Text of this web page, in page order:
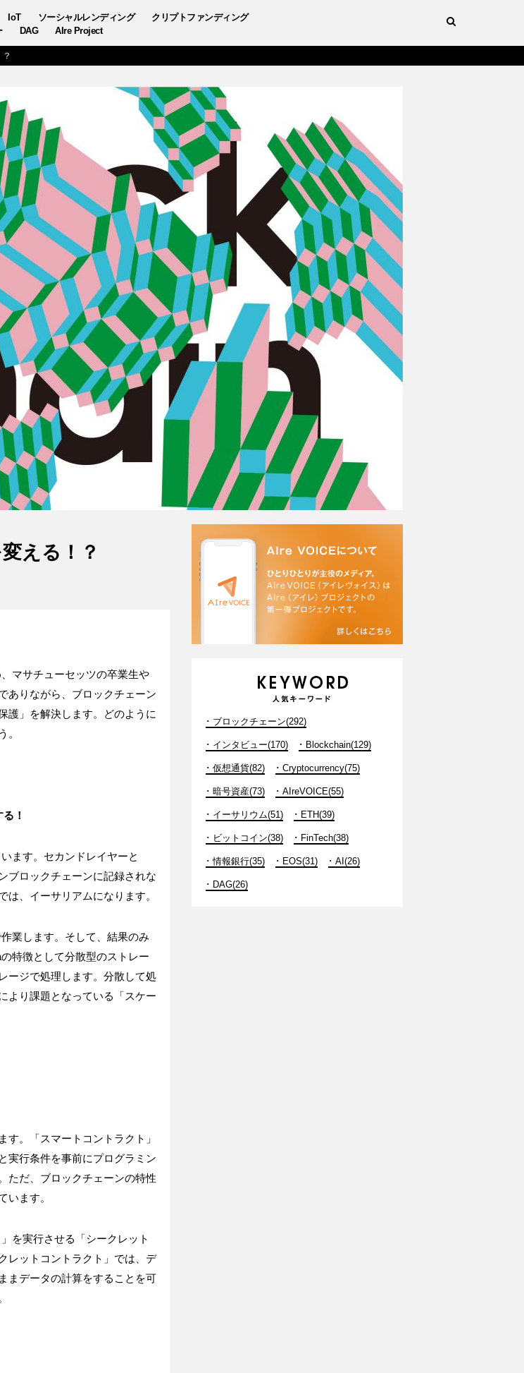
IoT ソーシャルレンディング
クリプトファンディング
DAG AIre Project
える！？
マサチューセッツの卒業生や
ありながら、ブロックチェーン
護」を解決します。どのように
。
！
ます。セカンドレイヤーと
ブロックチェーンに記録されな
、イーサリアムになります。
業します。そして、結果のみ
特徴として分散型のストレー
ージで処理します。分散して処
より課題となっている「スケー
。「スマートコントラクト」
実行条件を事前にプログラミン
ただ、ブロックチェーンの特性
います。
を実行させる「シークレット
レットコントラクト」では、デ
まデータの計算をすることを可
ブロックチェーン(292)
インタビュー(170) Blockchain(129)
仮想通貨(82) Cryptocurrency(75)
暗号資産(73) AIreVOICE(55)
イーサリウム(51) ETH(39)
ビットコイン(38) FinTech(38)
情報銀行(35) EOS(31) AI(26)
DAG(26)